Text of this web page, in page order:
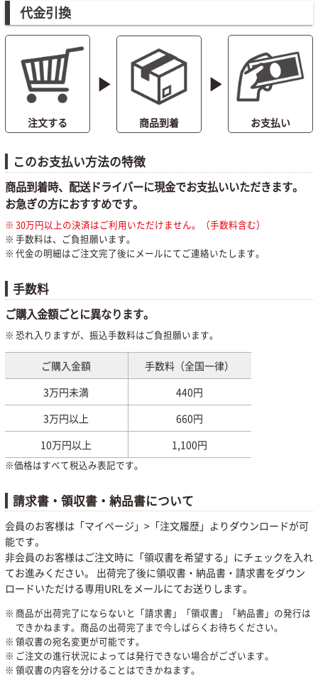
代金引換
注文する
play_arrow
商品到着
play_arrow
お支払い
このお支払い方法の特徴
商品到着時、配送ドライバーに現金でお支払いいただきます。
お急ぎの方におすすめです。
30万円以上の決済はご利用いただけません。（手数料含む）
手数料は、ご負担願います。
代金の明細はご注文完了後にメールにてご連絡いたします。
手数料
ご購入金額ごとに異なります。
恐れ入りますが、振込手数料はご負担願います。
ご購入金額
手数料（全国一律）
3万円未満
440円
3万円以上
660円
10万円以上
1,100円
※価格はすべて税込み表記です。
請求書・領収書・納品書について
会員のお客様は「マイページ」>「注文履歴」よりダウンロードが可
能です。
非会員のお客様はご注文時に「領収書を希望する」にチェックを入れ
てお進みください。 出荷完了後に領収書・納品書・請求書をダウン
ロードいただける専用URLをメールにてお送りします。
商品が出荷完了にならないと「請求書」「領収書」「納品書」の発行は
できかねます。商品の出荷完了まで今しばらくお待ちください。
領収書の宛名変更が可能です。
ご注文の進行状況によっては発行できない場合がございます。
領収書の内容を分けることはできかねます。